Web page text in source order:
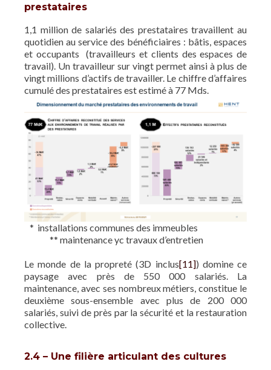
prestataires
1,1 million de salariés des prestataires travaillent au
quotidien au service des bénéficiaires : bâtis, espaces
et occupants (travailleurs et clients des espaces de
travail). Un travailleur sur vingt permet ainsi à plus de
vingt millions d’actifs de travailler. Le chiffre d’affaires
cumulé des prestataires est estimé à 77 Mds.
* installations communes des immeubles
** maintenance yc travaux d’entretien
Le monde de la propreté (3D inclus[11]) domine ce
paysage avec près de 550 000 salariés. La
maintenance, avec ses nombreux métiers, constitue le
deuxième sous-ensemble avec plus de 200 000
salariés, suivi de près par la sécurité et la restauration
collective.
2.4 – Une filière articulant des cultures